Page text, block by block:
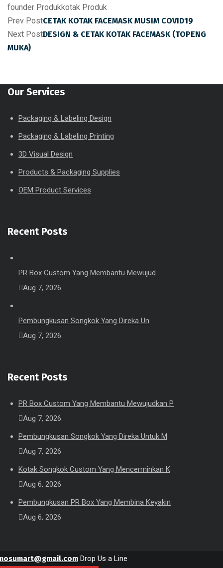
founder Produkkotak Produk
Prev PostCETAK KOTAK FACEMASK MUSIM COVID19
Next PostDESIGN & CETAK KOTAK FACEMASK (TOPENG
MUKA)
Our Services
Packaging & Labeling Design
Packaging & Labeling Printing
3D Visual Design
Products & Packaging Supplies
OEM Product Services
Recent Posts
PR Box Custom Yang Membantu Mewujud
Aug 7, 2026
Pembungkusan Songkok Yang Direka Un
Aug 7, 2026
Recent Posts
PR Box Custom Yang Membantu Mewujudkan P
Aug 7, 2026
Pembungkusan Songkok Yang Direka Untuk M
Aug 7, 2026
Kotak Songkok Custom Yang Mencerminkan K
Aug 6, 2026
Pembungkusan PR Box Yang Membina Keyakin
Aug 6, 2026
Drop Us a Line